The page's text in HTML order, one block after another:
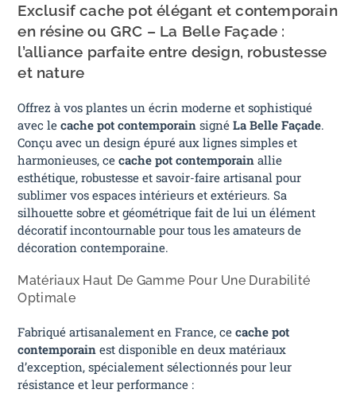
Exclusif cache pot élégant et contemporain
en résine ou GRC – La Belle Façade :
l’alliance parfaite entre design, robustesse
et nature
Offrez à vos plantes un écrin moderne et sophistiqué
avec lecache pot contemporain signéLa Belle Façade.
Conçu avec un design épuré aux lignes simples et
harmonieuses, cecache pot contemporain allie
esthétique, robustesse et savoir-faire artisanal pour
sublimer vos espaces intérieurs et extérieurs. Sa
silhouette sobre et géométrique fait de lui un élément
décoratif incontournable pour tous les amateurs de
décoration contemporaine.
Matériaux Haut De Gamme Pour Une Durabilité
Optimale
Fabriqué artisanalement en France, cecache pot
contemporain est disponible en deux matériaux
d’exception, spécialement sélectionnés pour leur
résistance et leur performance :